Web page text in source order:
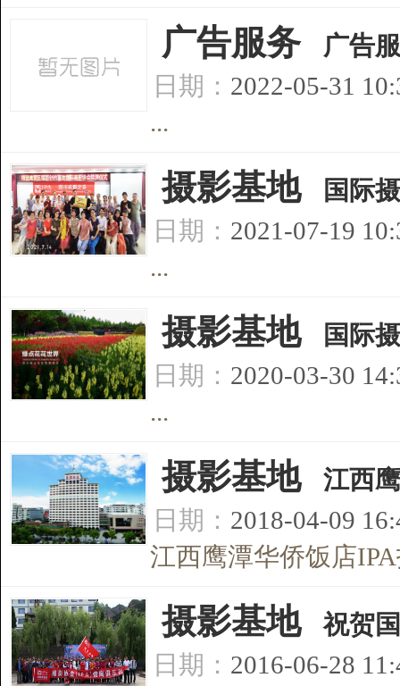
广告服务]
广告
日期： 2022-05-31
...
[摄影基地]
国际
日期： 2021-07-19
...
[摄影基地]
国际
日期： 2020-03-30
...
[摄影基地]
江西
日期： 2018-04-09
江西鹰潭华侨饭店
[摄影基地]
祝贺
日期： 2016-06-28